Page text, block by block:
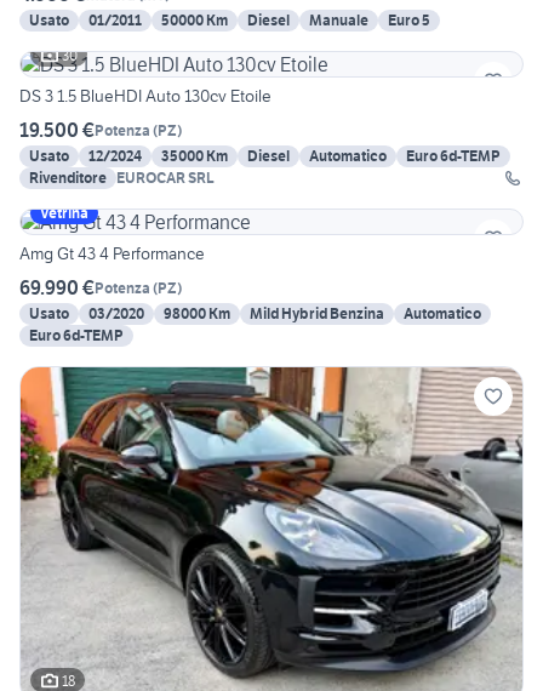
Usato
01/2011 50000 Km Diesel Manuale
Euro 5
30
DS 3 1.5 BlueHDI Auto 130cv Etoile
19.500 €Potenza (PZ)
Usato
12/2024 35000 Km Diesel Automatico
Euro 6d-TEMP
Rivenditore EUROCAR SRL
Vetrina
Amg Gt 43 4 Performance
69.990 €Potenza (PZ)
Usato
03/2020 98000 Km Mild Hybrid Benzina
Automatico
Euro 6d-TEMP
18